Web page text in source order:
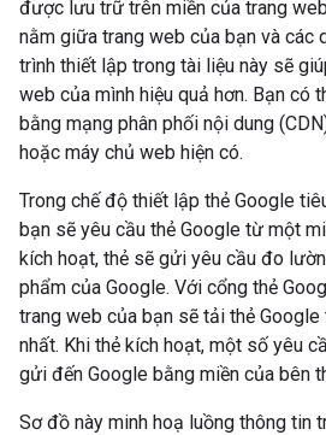
được lưu trữ trên miền của trang
nằm giữa trang web của bạn và các
trình thiết lập trong tài liệu này sẽ
web của mình hiệu quả hơn. Bạn có
bằng mạng phân phối nội dung
hoặc máy chủ web hiện có.
Trong chế độ thiết lập thẻ Google
bạn sẽ yêu cầu thẻ Google từ một
kích hoạt, thẻ sẽ gửi yêu cầu đo
phẩm của Google. Với cổng thẻ
trang web của bạn sẽ tải thẻ
nhất. Khi thẻ kích hoạt, một số yêu
gửi đến Google bằng miền của bên
Sơ đồ này minh hoạ luồng thông tin